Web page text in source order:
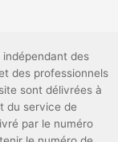
des
des professionnels
sont délivrées à
du service de
par le numéro